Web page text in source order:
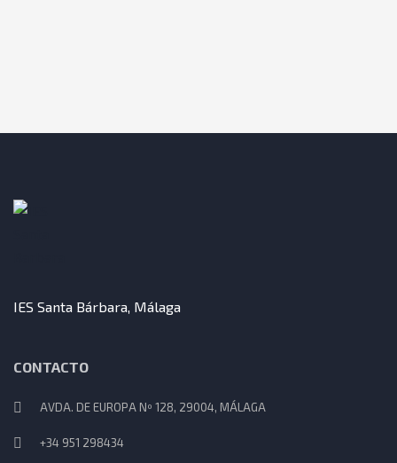
IES Santa Bárbara, Málaga
CONTACTO
AVDA. DE EUROPA Nº 128, 29004, MÁLAGA
+34 951 298434